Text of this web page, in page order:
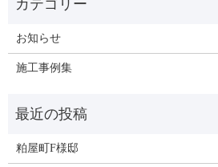
お知らせ
施工事例集
粕屋町F様邸